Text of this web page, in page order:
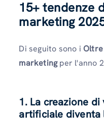
15+ tendenze
marketing
Di seguito sono i Oltre
marketingper l'anno
1. La creazione
artificiale diventa